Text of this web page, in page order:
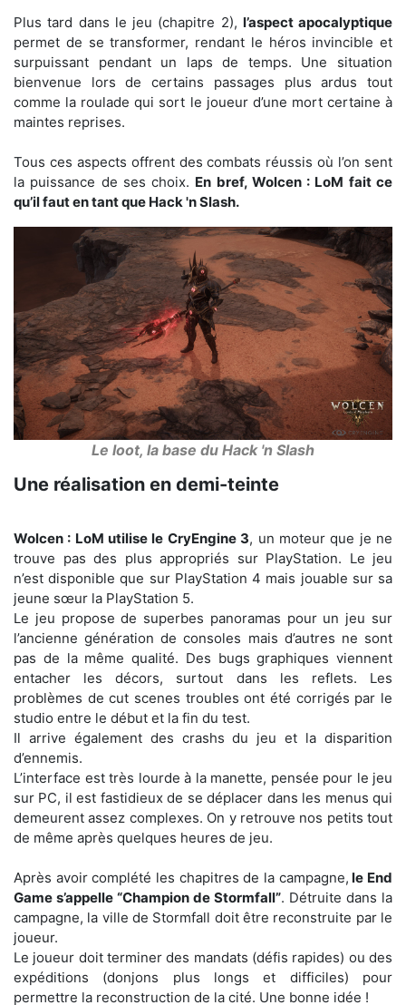
Plus tard dans le jeu (chapitre 2), l’aspect apocalyptique
permet de se transformer, rendant le héros invincible et
surpuissant pendant un laps de temps. Une situation
bienvenue lors de certains passages plus ardus tout
comme la roulade qui sort le joueur d’une mort certaine à
maintes reprises.
Tous ces aspects offrent des combats réussis où l’on sent
la puissance de ses choix. En bref, Wolcen : LoM fait ce
qu’il faut en tant que Hack 'n Slash.
Le loot, la base du Hack 'n Slash
Une réalisation en demi-teinte
Wolcen : LoM utilise le CryEngine 3, un moteur que je ne
trouve pas des plus appropriés sur PlayStation. Le jeu
n’est disponible que sur PlayStation 4 mais jouable sur sa
jeune sœur la PlayStation 5.
Le jeu propose de superbes panoramas pour un jeu sur
l’ancienne génération de consoles mais d’autres ne sont
pas de la même qualité. Des bugs graphiques viennent
entacher les décors, surtout dans les reflets. Les
problèmes de cut scenes troubles ont été corrigés par le
studio entre le début et la fin du test.
Il arrive également des crashs du jeu et la disparition
d’ennemis.
L’interface est très lourde à la manette, pensée pour le jeu
sur PC, il est fastidieux de se déplacer dans les menus qui
demeurent assez complexes. On y retrouve nos petits tout
de même après quelques heures de jeu.
Après avoir complété les chapitres de la campagne, le End
Game s’appelle “Champion de Stormfall”. Détruite dans la
campagne, la ville de Stormfall doit être reconstruite par le
joueur.
Le joueur doit terminer des mandats (défis rapides) ou des
expéditions (donjons plus longs et difficiles) pour
permettre la reconstruction de la cité. Une bonne idée !